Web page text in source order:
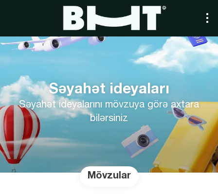
Səyahət ideyaları
Səyahət ideyalarını mövzuya görə axtara
bilərsiniz
Mövzular